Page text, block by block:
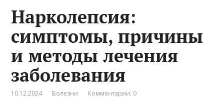
Нарколепсия:
симптомы, причины
и методы лечения
заболевания
10.12.2024 Болезни Комментарии: 0